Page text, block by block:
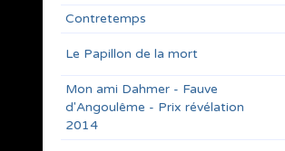
Contretemps
Le Papillon de la mort
Mon ami Dahmer - Fauve
d'Angoulême - Prix révélation
2014